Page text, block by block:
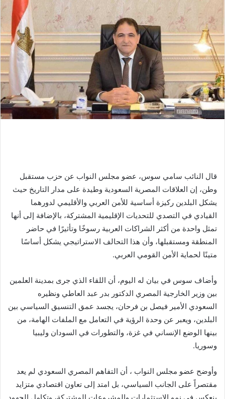
قال النائب سامي سوس، عضو مجلس النواب عن حزب مستقبل
وطن، إن العلاقات المصرية السعودية وطيدة على مدار التاريخ حيث
يشكل البلدين ركيزة أساسية للأمن العربي والأقليمي لدورهما
القيادي في التصدي للتحديات الإقليمية المشتركة، بالإضافة إلى أنها
تمثل واحدة من أكثر الشراكات العربية رسوخًا وتأثيرًا في حاضر
المنطقة ومستقبلها، وأن هذا التحالف الاستراتيجي يشكل أساسًا
متينًا لحماية الأمن القومي العربي.
وأضاف سوس في بيان له اليوم، أن اللقاء الذي جرى بمدينة العلمين
بين وزير الخارجية المصري الدكتور بدر عبد العاطي ونظيره
السعودي الأمير فيصل بن فرحان، يجسد عمق التنسيق السياسي بين
البلدين، ويعبر عن وحدة الرؤية في التعامل مع الملفات الهامة، من
بينها الوضع الإنساني في غزة، والتطورات في السودان وليبيا
وسوريا.
وأوضح عضو مجلس النواب ، أن التفاهم المصري السعودي لم يعد
مقتصراً على الجانب السياسي، بل امتد إلى تعاون اقتصادي متزايد